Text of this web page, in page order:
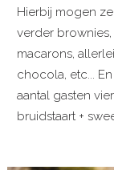
Hierbij mogen
verder brownies,
macarons,
chocola, etc...
aantal gasten
bruidstaart +